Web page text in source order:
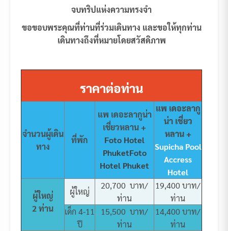
จบทริปแห่งความทรงจำ
ขอขอบพระคุณที่ท่านที่ร่วมเดินทาง และขอให้ทุกท่าน
เดินทางถึงที่หมายโดยสวัสดิภาพ
ราคาต่อท่าน
จำนวนผู้เดิน
ทาง
ที่พัก
แพ เดอะลากูน่า
เชี่ยวหลาน +
Foto Hotel
PhuketFoto
Hotel Phuket
แพ เดอะลากู
น่า เชี่ยว
หลาน +
Supicha Pool
Accress
Hotel
ผู้ใหญ่
2 ท่าน
ผู้ใหญ่
20,700 บาท/
ท่าน
19,400 บาท/
ท่าน
เด็ก 4-11
ปี
15,500 บาท/
ท่าน
14,400 บาท/
ท่าน